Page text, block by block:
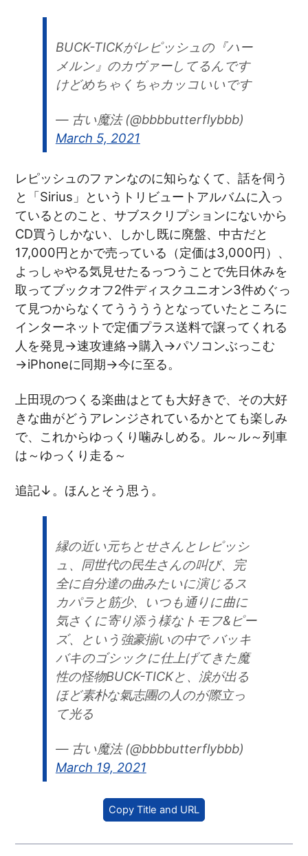
BUCK-TICKがレピッシュの『ハー
メルン』のカヴァーしてるんです
けどめちゃくちゃカッコいいです
— 古い魔法 (@bbbbutterflybbb)
March 5, 2021
レピッシュのファンなのに知らなくて、話を伺う
と「Sirius」というトリビュートアルバムに入っ
ているとのこと、サブスクリプションにないから
CD買うしかない、しかし既に廃盤、中古だと
17,000円とかで売っている（定価は3,000円）、
よっしゃやる気見せたるっつうことで先日休みを
取ってブックオフ2件ディスクユニオン3件めぐっ
て見つからなくてううううとなっていたところに
インターネットで定価プラス送料で譲ってくれる
人を発見→速攻連絡→購入→パソコンぶっこむ
→iPhoneに同期→今に至る。
上田現のつくる楽曲はとても大好きで、その大好
きな曲がどうアレンジされているかとても楽しみ
で、これからゆっくり噛みしめる。ル～ル～列車
は～ゆっくり走る～
追記↓。ほんとそう思う。
縁の近い元ちとせさんとレピッシ
ュ、同世代の民生さんの叫び、完
全に自分達の曲みたいに演じるス
カパラと筋少、いつも通りに曲に
気さくに寄り添う様なトモフ&ピー
ズ、という強豪揃いの中で バッキ
バキのゴシックに仕上げてきた魔
性の怪物BUCK-TICKと、涙が出る
ほど素朴な氣志團の人のが際立っ
て光る
— 古い魔法 (@bbbbutterflybbb)
March 19, 2021
Copy Title and URL